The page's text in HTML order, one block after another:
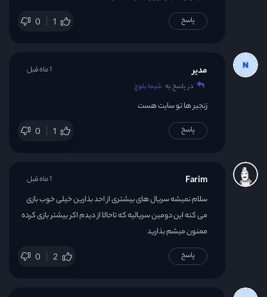
0 1 پاسخ
مدیر
در پاسخ به شیما بلوچ
زنجیر ها تو سایت هست
0 1
1 ماه قبل
پاسخ
Farim
سلام نمیشه سریال های بیشتری از احد بذارین خیلی خوب بازی
می کنه این دومین سریالیه که تاحالا از دیدم اکر بیشتر بازی کرده
ممنون میشم بذارید
0 2
1 ماه قبل
پاسخ